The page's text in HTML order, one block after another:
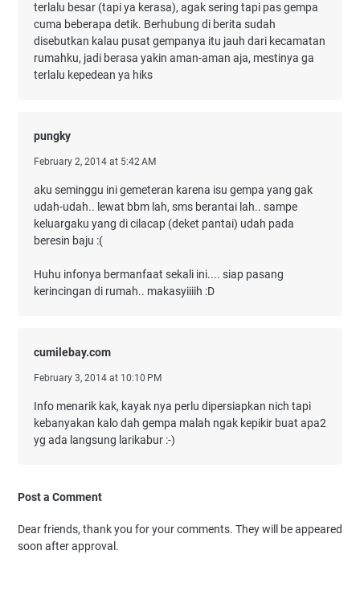
terlalu besar (tapi ya kerasa), agak sering tapi pas gempa
cuma beberapa detik. Berhubung di berita sudah
disebutkan kalau pusat gempanya itu jauh dari kecamatan
rumahku, jadi berasa yakin aman-aman aja, mestinya ga
terlalu kepedean ya hiks
pungky
February 2, 2014 at 5:42 AM
aku seminggu ini gemeteran karena isu gempa yang gak
udah-udah.. lewat bbm lah, sms berantai lah.. sampe
keluargaku yang di cilacap (deket pantai) udah pada
beresin baju :(
Huhu infonya bermanfaat sekali ini.... siap pasang
kerincingan di rumah.. makasyiiiih :D
cumilebay.com
February 3, 2014 at 10:10 PM
Info menarik kak, kayak nya perlu dipersiapkan nich tapi
kebanyakan kalo dah gempa malah ngak kepikir buat apa2
yg ada langsung larikabur :-)
Post a Comment
Dear friends, thank you for your comments. They will be appeared
soon after approval.